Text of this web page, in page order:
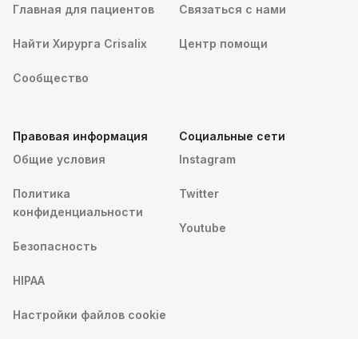
Главная для пациентов
Найти Хирурга Crisalix
Сообщество
Связаться с нами
Центр помощи
Правовая информация
Общие условия
Политика
конфиденциальности
Безопасность
HIPAA
Настройки файлов cookie
Социальные сети
Instagram
Twitter
Youtube